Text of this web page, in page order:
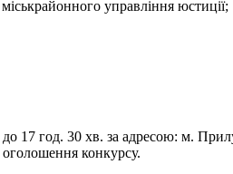
управління юстиції;
17 год. 30 хв. за адресою: м.
конкурсу.